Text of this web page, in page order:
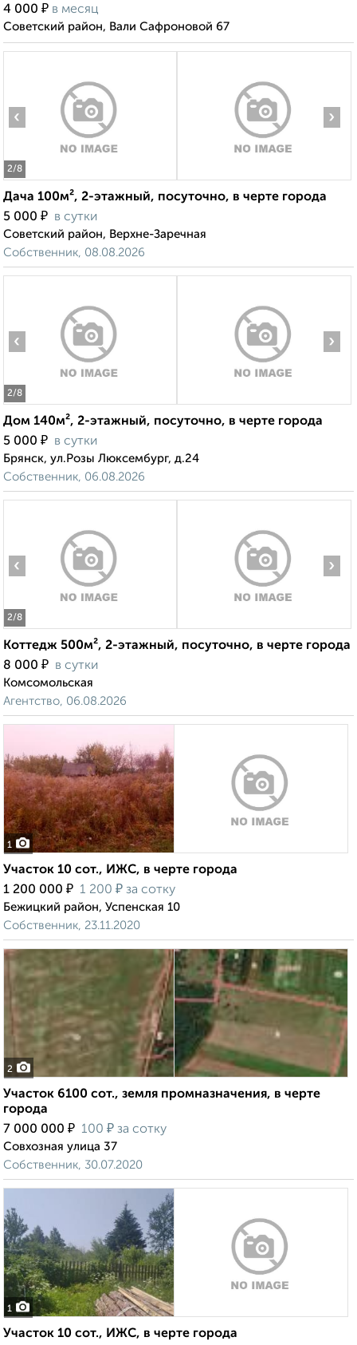
4 000 ₽ в месяц
Советский район, Вали Сафроновой 67
2/8
‹ ›
Дача 100м², 2-этажный, посуточно, в черте города
5 000 ₽ в сутки
Советский район, Верхне-Заречная
Собственник, 08.08.2026
2/8
‹ ›
Дом 140м², 2-этажный, посуточно, в черте города
5 000 ₽ в сутки
Брянск, ул.Розы Люксембург, д.24
Собственник, 06.08.2026
2/8
‹ ›
Коттедж 500м², 2-этажный, посуточно, в черте города
8 000 ₽ в сутки
Комсомольская
Агентство, 06.08.2026
1
Участок 10 сот., ИЖС, в черте города
1 200 000 ₽ 1 200 ₽ за сотку
Бежицкий район, Успенская 10
Собственник, 23.11.2020
2
Участок 6100 сот., земля промназначения, в черте
города
7 000 000 ₽ 100 ₽ за сотку
Совхозная улица 37
Собственник, 30.07.2020
1
Участок 10 сот., ИЖС, в черте города